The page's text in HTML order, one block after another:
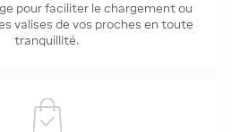
pour faciliter le chargement ou
valises de vos proches en toute
tranquillité.